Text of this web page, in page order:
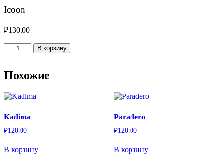
Icoon
₽130.00
Количество
товара
В корзину
Похожие
Kadima
₽120.00
В корзину
Paradero
₽120.00
В корзину